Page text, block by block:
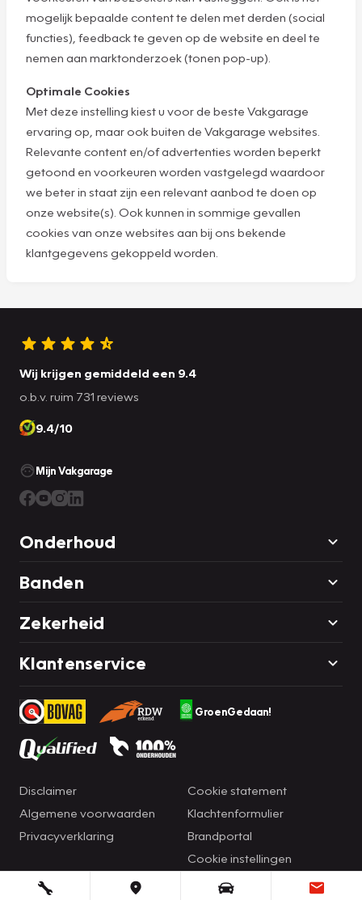
mogelijk bepaalde content te delen met derden (social
functies), feedback te geven op de website en deel te
nemen aan marktonderzoek (tonen pop-up).
Optimale Cookies
Met deze instelling kiest u voor de beste Vakgarage
ervaring op, maar ook buiten de Vakgarage websites.
Relevante content en/of advertenties worden beperkt
getoond en voorkeuren worden vastgelegd waardoor
we beter in staat zijn een relevant aanbod te doen op
onze website(s). Ook kunnen in sommige gevallen
cookies van onze websites aan bij ons bekende
klantgegevens gekoppeld worden.
Wij krijgen gemiddeld een 9.4
o.b.v. ruim 731 reviews
9.4/10
Mijn Vakgarage
Onderhoud
Banden
Zekerheid
Klantenservice
GroenGedaan!
Disclaimer
Algemene voorwaarden
Privacyverklaring
Cookie statement
Klachtenformulier
Brandportal
Cookie instellingen